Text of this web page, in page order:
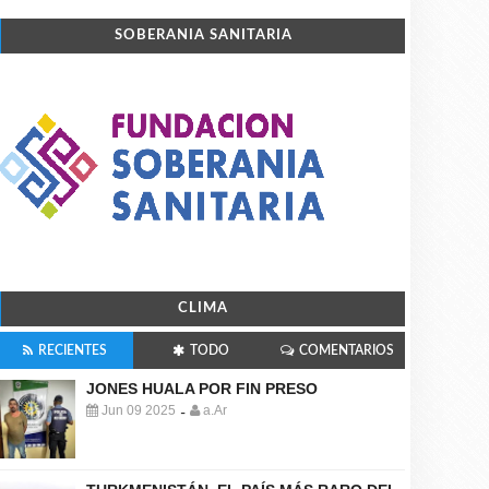
SOBERANIA SANITARIA
CLIMA
RECIENTES TODO COMENTARIOS
JONES HUALA POR FIN PRESO
Jun 09 2025 - a.Ar